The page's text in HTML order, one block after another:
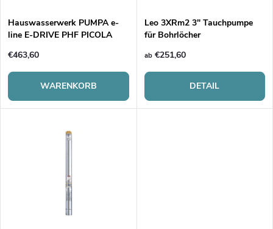
t
s
o
e
d
e
r
Hauswasserwerk PUMPA e-
line E-DRIVE PHF PICOLA
€463,60
WARENKORB
Leo 3XRm2 3" Tauchpumpe
für Bohrlöcher
ab€251,60
DETAIL